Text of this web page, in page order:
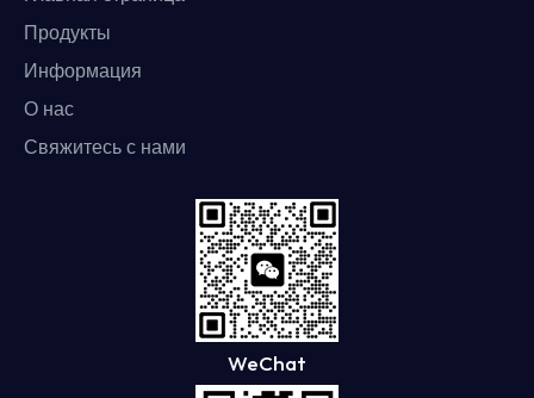
Продукты
Информация
О нас
Свяжитесь с нами
WeChat